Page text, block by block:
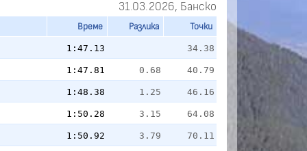
31.03.2026, Банско
Време Разлика Точки
1:47.13 34.38
1:47.81 0.68 40.79
1:48.38 1.25 46.16
1:50.28 3.15 64.08
1:50.92 3.79 70.11